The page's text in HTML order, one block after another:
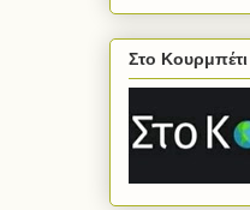
Στο Κουρμπέτι